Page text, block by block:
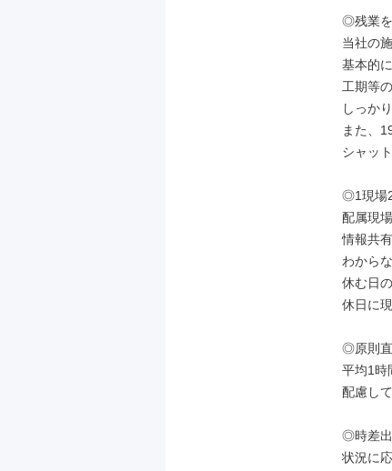
◎残業を
当社の
基本的
工期等
しっか
また、
シャッ
◎1現場
配属現
情報共
わから
休む日
休日に
◎原則直
平均1時
配慮し
◎時差
状況に